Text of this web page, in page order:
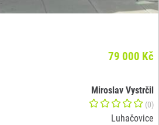
79 000 Kč
Miroslav Vystrčil
(0)
Luhačovice